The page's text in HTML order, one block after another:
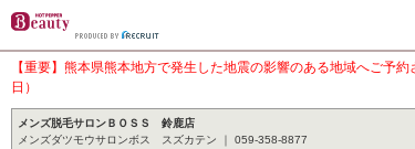
【重要】熊本県熊本地方で発生した地震の影響のある地域へご予
日）
メンズ脱毛サロンＢＯＳＳ 鈴鹿店
メンズダツモウサロンボス スズカテン ｜ 059-358-8877